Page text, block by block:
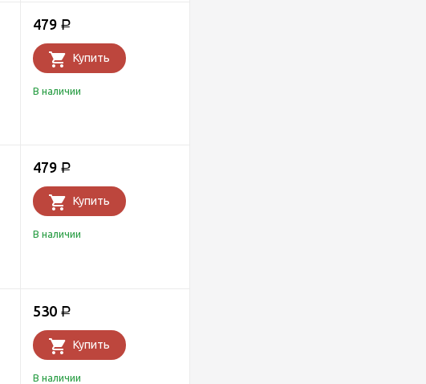
479 Р
Купить
В наличии
479 Р
Купить
В наличии
530 Р
Купить
В наличии